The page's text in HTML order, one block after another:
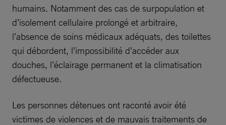
humains. Notamment des cas de surpopulation et
d’isolement cellulaire prolongé et arbitraire,
l’absence de soins médicaux adéquats, des toilettes
qui débordent, l’impossibilité d’accéder aux
douches, l’éclairage permanent et la climatisation
défectueuse.
Les personnes détenues ont raconté avoir été
victimes de violences et de mauvais traitements de